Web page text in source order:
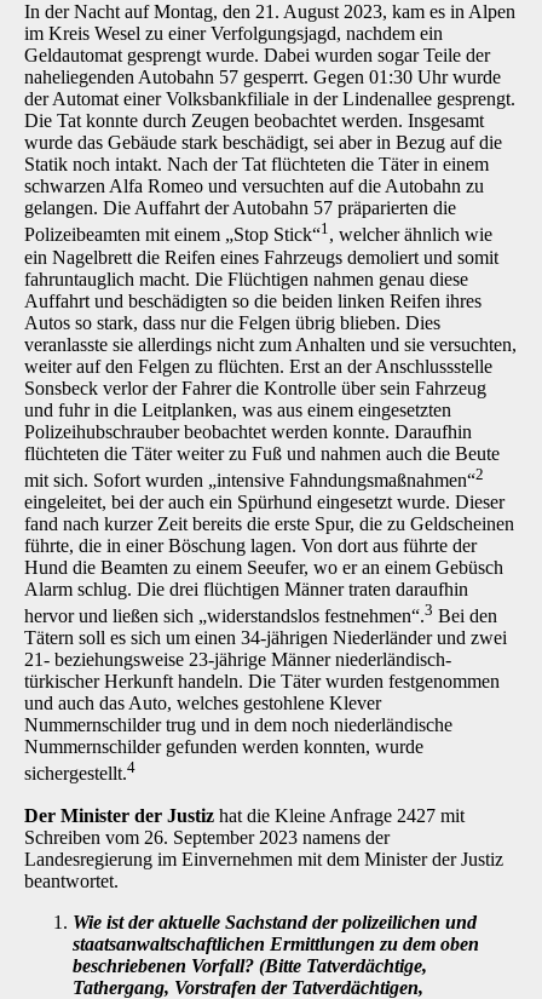
In der Nacht auf Montag, den 21. August 2023, kam es in Alpen
im Kreis Wesel zu einer Verfolgungsjagd, nachdem ein
Geldautomat gesprengt wurde. Dabei wurden sogar Teile der
naheliegenden Autobahn 57 gesperrt. Gegen 01:30 Uhr wurde
der Automat einer Volksbank­filiale in der Lindenallee gesprengt.
Die Tat konnte durch Zeugen beobachtet werden. Insge­samt
wurde das Gebäude stark beschädigt, sei aber in Bezug auf die
Statik noch intakt. Nach der Tat flüchteten die Täter in einem
schwarzen Alfa Romeo und versuchten auf die Autobahn zu
gelangen. Die Auffahrt der Autobahn 57 präparierten die
Polizeibeamten mit einem „Stop Stick“1, welcher ähnlich wie
ein Nagelbrett die Reifen eines Fahrzeugs demoliert und somit
fahruntauglich macht. Die Flüchtigen nahmen genau diese
Auffahrt und beschädigten so die beiden linken Reifen ihres
Autos so stark, dass nur die Felgen übrig blieben. Dies
veranlasste sie allerdings nicht zum Anhalten und sie versuchten,
weiter auf den Felgen zu flüchten. Erst an der Anschlussstelle
Sonsbeck verlor der Fahrer die Kontrolle über sein Fahrzeug
und fuhr in die Leitplanken, was aus einem eingesetzten
Polizeihubschrauber beobachtet werden konnte. Daraufhin
flüchteten die Täter weiter zu Fuß und nahmen auch die Beute
mit sich. Sofort wurden „intensive Fahndungsmaßnahmen“2
eingeleitet, bei der auch ein Spürhund ein­gesetzt wurde. Dieser
fand nach kurzer Zeit bereits die erste Spur, die zu Geldscheinen
führte, die in einer Böschung lagen. Von dort aus führte der
Hund die Beamten zu einem Seeufer, wo er an einem Gebüsch
Alarm schlug. Die drei flüchtigen Männer traten daraufhin
hervor und ließen sich „widerstandslos festnehmen“.3 Bei den
Tätern soll es sich um einen 34-jährigen Niederländer und zwei
21- beziehungsweise 23-jährige Männer niederländisch-
türkischer Her­kunft handeln. Die Täter wurden festgenommen
und auch das Auto, welches gestohlene Kle­ver
Nummernschilder trug und in dem noch niederländische
Nummernschilder gefunden wer­den konnten, wurde
sichergestellt.4
Der Minister der Justiz hat die Kleine Anfrage 2427 mit
Schreiben vom 26. September 2023 namens der
Landesregierung im Einvernehmen mit dem Minister der Justiz
beantwortet.
Wie ist der aktuelle Sachstand der polizeilichen und
staatsanwaltschaftlichen Ermittlungen zu dem oben
beschriebenen Vorfall? (Bitte Tatverdächtige,
Tathergang, Vorstrafen der Tatverdächtigen,